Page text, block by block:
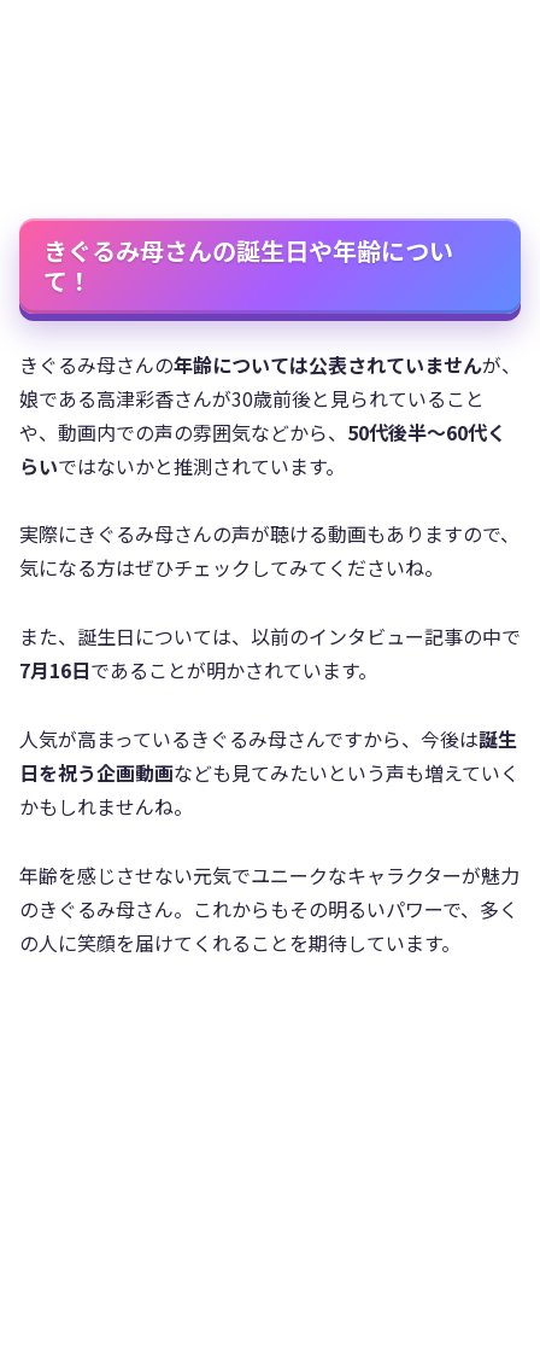
きぐるみ母さんの誕生日や年齢につい
て！
きぐるみ母さんの年齢については公表されていませんが、
娘である高津彩香さんが30歳前後と見られていること
や、動画内での声の雰囲気などから、 50代後半〜60代く
らいではないかと推測されています。
実際にきぐるみ母さんの声が聴ける動画もありますので、
気になる方はぜひチェックしてみてくださいね。
また、誕生日については、以前のインタビュー記事の中で
7月16日であることが明かされています。
人気が高まっているきぐるみ母さんですから、今後は誕生
日を祝う企画動画なども見てみたいという声も増えていく
かもしれませんね。
年齢を感じさせない元気でユニークなキャラクターが魅力
のきぐるみ母さん。これからもその明るいパワーで、多く
の人に笑顔を届けてくれることを期待しています。